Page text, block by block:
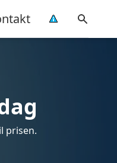
prisen.